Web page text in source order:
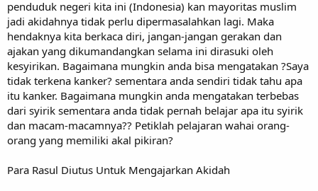
penduduk negeri kita ini (Indonesia) kan mayoritas muslim
jadi akidahnya tidak perlu dipermasalahkan lagi. Maka
hendaknya kita berkaca diri, jangan-jangan gerakan dan
ajakan yang dikumandangkan selama ini dirasuki oleh
kesyirikan. Bagaimana mungkin anda bisa mengatakan ?Saya
tidak terkena kanker? sementara anda sendiri tidak tahu apa
itu kanker. Bagaimana mungkin anda mengatakan terbebas
dari syirik sementara anda tidak pernah belajar apa itu syirik
dan macam-macamnya?? Petiklah pelajaran wahai orang-
orang yang memiliki akal pikiran?
Para Rasul Diutus Untuk Mengajarkan Akidah